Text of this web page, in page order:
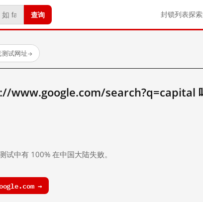
查询 封锁列表探索
试网址→
www.google.com/search?q=capital
中有 100% 在中国大陆失败。
→